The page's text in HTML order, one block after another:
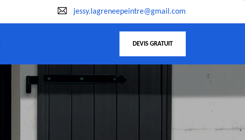
jessy.lagreneepeintre@gmail.com
DEVIS GRATUIT